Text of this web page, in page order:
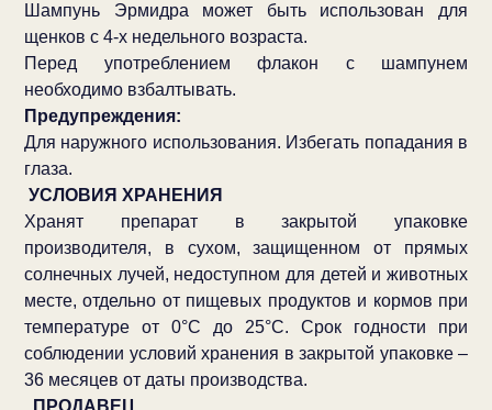
Шампунь Эрмидра может быть использован для
щенков с 4-х недельного возраста.
Перед употреблением флакон с шампунем
необходимо взбалтывать.
Предупреждения:
Для наружного использования. Избегать попадания в
глаза.
УСЛОВИЯ ХРАНЕНИЯ
Хранят препарат в закрытой упаковке
производителя, в сухом, защищенном от прямых
солнечных лучей, недоступном для детей и животных
месте, отдельно от пищевых продуктов и кормов при
температуре от 0°С до 25°С. Срок годности при
соблюдении условий хранения в закрытой упаковке –
36 месяцев от даты производства.
ПРОДАВЕЦ